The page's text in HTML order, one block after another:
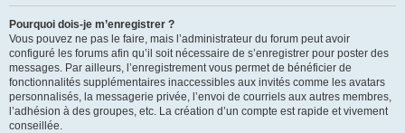
Pourquoi dois-je m’enregistrer ?
Vous pouvez ne pas le faire, mais l’administrateur du forum peut avoir
configuré les forums afin qu’il soit nécessaire de s’enregistrer pour poster des
messages. Par ailleurs, l’enregistrement vous permet de bénéficier de
fonctionnalités supplémentaires inaccessibles aux invités comme les avatars
personnalisés, la messagerie privée, l’envoi de courriels aux autres membres,
l’adhésion à des groupes, etc. La création d’un compte est rapide et vivement
conseillée.